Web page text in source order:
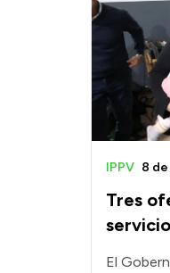
Tres
IPPV 8
El